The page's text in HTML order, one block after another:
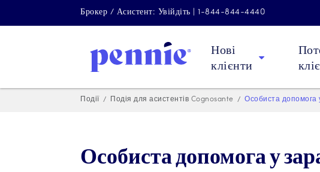
Брокер / Асистент: Увійдіть | 1-844-844-4440
Нові
клієнти
Події Подія для асистентів Cognosante Особиста допомога
Особиста допомога у